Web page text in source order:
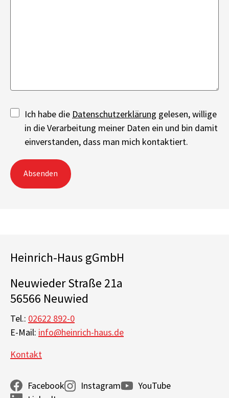
Ich habe die Datenschutzerklärung gelesen, willige
in die Verarbeitung meiner Daten ein und bin damit
einverstanden, dass man mich kontaktiert.
Absenden
Heinrich-Haus gGmbH
Neuwieder Straße 21a
56566 Neuwied
Tel.: 02622 892-0
E-Mail: info@heinrich-haus.de
Kontakt
Facebook Instagram
YouTube